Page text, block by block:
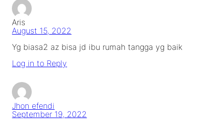
Aris
August 15, 2022
Yg biasa2 az bisa jd ibu rumah tangga yg baik
Log in to Reply
Jhon efendi
September 19, 2022